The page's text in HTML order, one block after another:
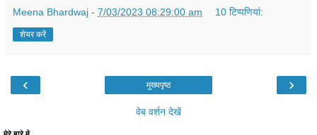
Meena Bhardwaj - 7/03/2023 08:29:00 am 10 टिप्‍पणियां:
शेयर करें
‹ ›
मुख्यपृष्ठ
वेब वर्शन देखें